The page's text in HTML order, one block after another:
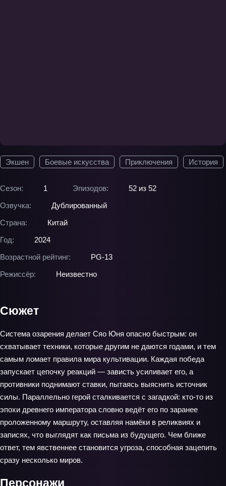
Экшен Боевые искусства Приключения История
Сезон: 1 Эпизодов:
52 из 52
Озвучка:
Дублированный
Страна:
Китай
Год:
2024
Возрастной рейтинг:
PG-13
Режиссёр:
Неизвестно
Сюжет
Система озарения делает Сяо Юня опасно быстрым: он
схватывает техники, которые другим не даются годами, и тем
самым ломает правила мира культивации. Каждая победа
запускает цепочку реакций — зависть усиливает его, а
противники поднимают ставки, пытаясь выяснить источник
силы. Параллельно герой сталкивается с загадкой: кто-то из
эпохи древнего императора словно ведёт его по заранее
проложенному маршруту, оставляя намёки в реликвиях и
записях, что выглядят как письма из будущего. Чем ближе
ответ, тем явственнее становится угроза, способная зацепить
сразу несколько миров.
Персонажи